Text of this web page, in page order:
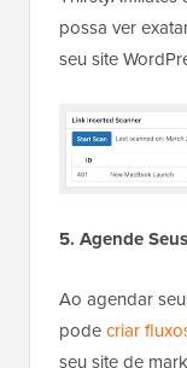
possa ver
seu site
5. Agende
Ao agendar
podecriar
seu site de